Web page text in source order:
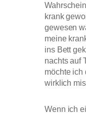
krank
gewesen
meine
ins Bett
nachts auf
möchte ich
wirklich
Wenn ich